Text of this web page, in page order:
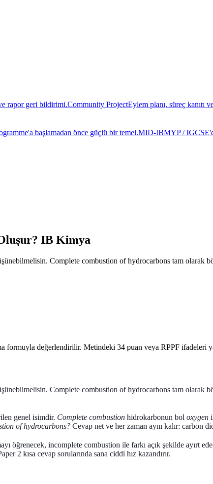
rapor geri bildirimi.Community ProjectEylem planı, süreç kanıtı
başlamadan önce güçlü bir temel.MID-IBMYP /
IB Kimya
Complete combustion of hydrocarbons tam olarak
değerlendirilir. Metindeki 34 puan veya RPPF ifadeleri
Complete combustion of hydrocarbons tam olarak
genel isimdir. Complete combustion hidrokarbonun bol oxygen
of hydrocarbons? Cevap net ve her zaman aynı kalır: carbon
öğrenecek, incomplete combustion ile farkı açık şekilde ayırt
2 kısa cevap sorularında sana ciddi hız kazandırır.